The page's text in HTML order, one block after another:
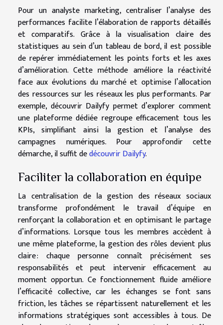
Pour un analyste marketing, centraliser l’analyse des
performances facilite l’élaboration de rapports détaillés
et comparatifs. Grâce à la visualisation claire des
statistiques au sein d’un tableau de bord, il est possible
de repérer immédiatement les points forts et les axes
d’amélioration. Cette méthode améliore la réactivité
face aux évolutions du marché et optimise l’allocation
des ressources sur les réseaux les plus performants. Par
exemple, découvrir Dailyfy permet d’explorer comment
une plateforme dédiée regroupe efficacement tous les
KPIs, simplifiant ainsi la gestion et l’analyse des
campagnes numériques. Pour approfondir cette
démarche, il suffit dedécouvrir Dailyfy.
Faciliter la collaboration en équipe
La centralisation de la gestion des réseaux sociaux
transforme profondément le travail d’équipe en
renforçant la collaboration et en optimisant le partage
d’informations. Lorsque tous les membres accèdent à
une même plateforme, la gestion des rôles devient plus
claire : chaque personne connaît précisément ses
responsabilités et peut intervenir efficacement au
moment opportun. Ce fonctionnement fluide améliore
l’efficacité collective, car les échanges se font sans
friction, les tâches se répartissent naturellement et les
informations stratégiques sont accessibles à tous. De